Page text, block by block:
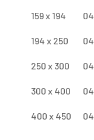
159 x 194
194 x 250
250 x 300
300 x 400
400 x 450